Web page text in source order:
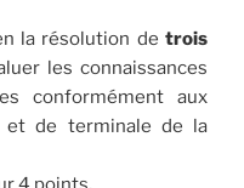
la résolution de trois
les connaissances
conformément aux
et de terminale de la